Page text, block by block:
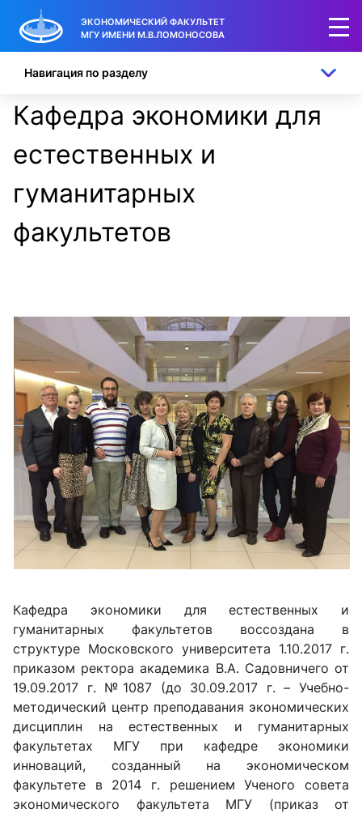
ЭКОНОМИЧЕСКИЙ ФАКУЛЬТЕТ
МГУ ИМЕНИ М.В.ЛОМОНОСОВА
Кафедра экономики для
естественных и
гуманитарных
факультетов
Навигация по разделу
Кафедра экономики для естественных и
гуманитарных факультетов воссоздана в
структуре Московского университета 1.10.2017 г.
приказом ректора академика В.А. Садовничего от
19.09.2017 г. №1087 (до 30.09.2017 г. – Учебно-
методический центр преподавания экономических
дисциплин на естественных и гуманитарных
факультетах МГУ при кафедре экономики
инноваций, созданный на экономическом
факультете в 2014 г. решением Ученого совета
экономического факультета МГУ (приказ от